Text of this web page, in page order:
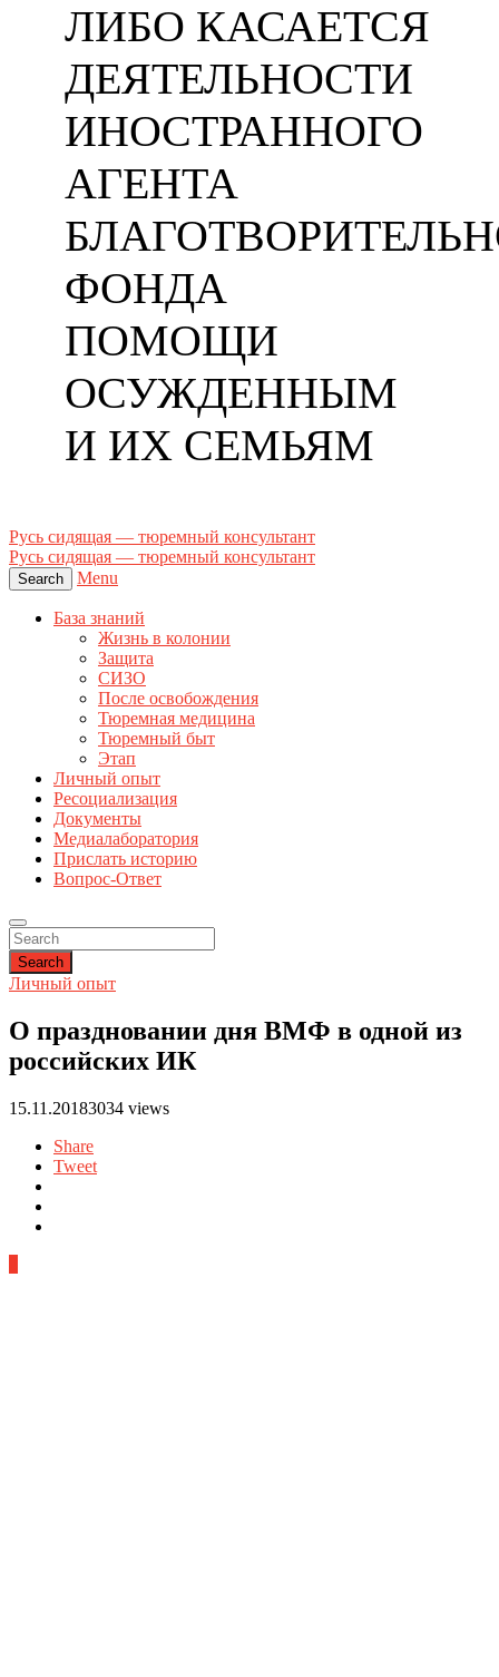
ЛИБО КАСАЕТСЯ
ДЕЯТЕЛЬНОСТИ
ИНОСТРАННОГО
АГЕНТА
ФОНДА
ПОМОЩИ
ОСУЖДЕННЫМ
И ИХ СЕМЬЯМ
Русь сидящая — тюремный консультант
Русь сидящая — тюремный консультант
Search Menu
База знаний
Жизнь в колонии
Защита
СИЗО
После освобождения
Тюремная медицина
Тюремный быт
Этап
Личный опыт
Ресоциализация
Документы
Медиалаборатория
Прислать историю
Вопрос-Ответ
Search
Личный опыт
О праздновании дня ВМФ в одной из
российских ИК
15.11.20183034 views
Share
Tweet